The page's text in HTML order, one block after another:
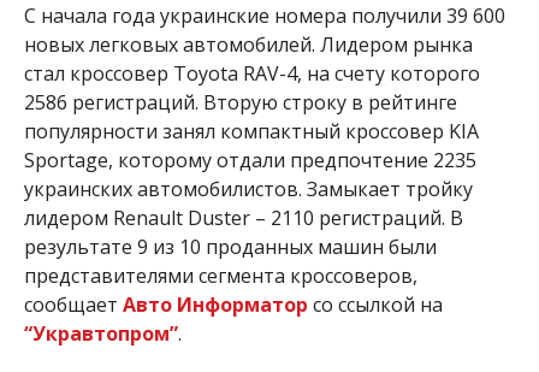
С начала года украинские номера получили 39 600
новых легковых автомобилей. Лидером рынка
стал кроссовер Toyota RAV-4, на счету которого
2586 регистраций. Вторую строку в рейтинге
популярности занял компактный кроссовер KIA
Sportage, которому отдали предпочтение 2235
украинских автомобилистов. Замыкает тройку
лидером Renault Duster – 2110 регистраций. В
результате 9 из 10 проданных машин были
представителями сегмента кроссоверов,
сообщает Авто Информатор со ссылкой на
“Укравтопром”.